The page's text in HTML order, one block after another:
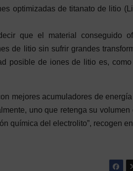
optimizadas de titanato de litio
que el material conseguido
de litio sin sufrir grandes
posible de iones de litio es,
mejores acumuladores de
uno que retenga su
química del electrolito”, recogen